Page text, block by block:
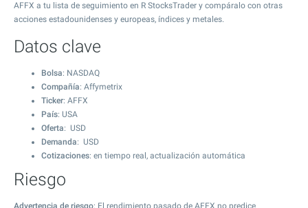
AFFX a tu lista de seguimiento en R StocksTrader y compáralo con otras
acciones estadounidenses y europeas, índices y metales.
Datos clave
Bolsa: NASDAQ
Compañía: Affymetrix
Ticker: AFFX
País: USA
Oferta: USD
Demanda: USD
Cotizaciones: en tiempo real, actualización automática
Riesgo
Advertencia de riesgo: El rendimiento pasado de AFFX no predice